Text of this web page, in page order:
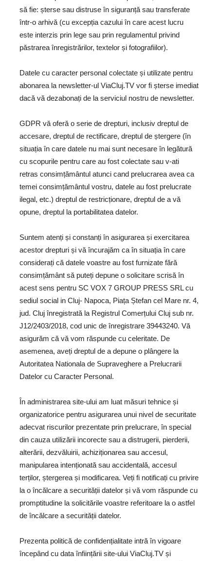
să fie: șterse sau distruse în siguranță sau transferate
într-o arhivă (cu excepția cazului în care acest lucru
este interzis prin lege sau prin regulamentul privind
păstrarea înregistrărilor, textelor și fotografiilor).
Datele cu caracter personal colectate și utilizate pentru
abonarea la newsletter-ul ViaCluj.TV vor fi șterse imediat
dacă vă dezabonați de la serviciul nostru de newsletter.
GDPR vă oferă o serie de drepturi, inclusiv dreptul de
accesare, dreptul de rectificare, dreptul de ștergere (în
situația în care datele nu mai sunt necesare în legătură
cu scopurile pentru care au fost colectate sau v-ati
retras consimțământul atunci cand prelucrarea avea ca
temei consimțământul vostru, datele au fost prelucrate
ilegal, etc.) dreptul de restricționare, dreptul de a vă
opune, dreptul la portabilitatea datelor.
Suntem atenți și constanți în asigurarea și exercitarea
acestor drepturi și vă încurajăm ca în situația în care
considerați că datele voastre au fost furnizate fără
consimțământ să puteți depune o solicitare scrisă în
acest sens pentru SC VOX 7 GROUP PRESS SRL cu
sediul social in Cluj- Napoca, Piața Ștefan cel Mare nr. 4,
jud. Cluj înregistrată la Registrul Comerțului Cluj sub nr.
J12/2403/2018, cod unic de înregistrare 39443240. Vă
asigurăm că vă vom răspunde cu celeritate. De
asemenea, aveți dreptul de a depune o plângere la
Autoritatea Nationala de Supraveghere a Prelucrarii
Datelor cu Caracter Personal.
În administrarea site-ului am luat măsuri tehnice și
organizatorice pentru asigurarea unui nivel de securitate
adecvat riscurilor prezentate prin prelucrare, în special
din cauza utilizării incorecte sau a distrugerii, pierderii,
alterării, dezvăluirii, achiziționarea sau accesul,
manipularea intenționată sau accidentală, accesul
terților, ștergerea și modificarea. Veți fi notificați cu privire
la o încălcare a securității datelor și vă vom răspunde cu
promptitudine la solicitările voastre referitoare la o astfel
de încălcare a securității datelor.
Prezenta politică de confidențialitate intră în vigoare
începând cu data înființării site-ului ViaCluj.TV și